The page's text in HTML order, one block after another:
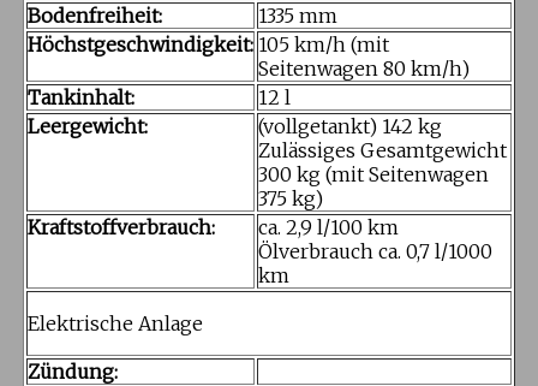
Bodenfreiheit:
1335 mm
Höchstgeschwindigkeit: 105 km/h (mit
Seitenwagen 80 km/h)
Tankinhalt:
12 l
Leergewicht:
(vollgetankt) 142 kg
Zulässiges Gesamtgewicht
300 kg (mit Seitenwagen
375 kg)
Kraftstoffverbrauch:
ca. 2,9 l/100 km
Ölverbrauch ca. 0,7 l/1000
km
Elektrische Anlage
Zündung: